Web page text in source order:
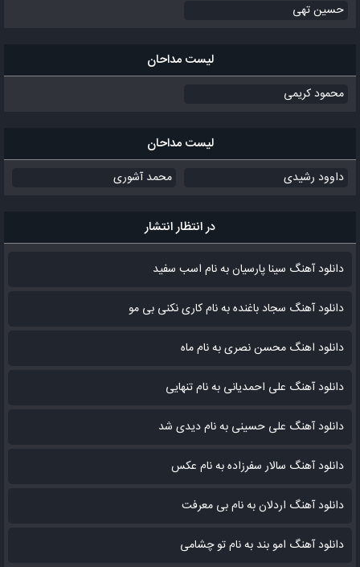
حسین تهی
لیست مداحان
محمود کریمی
لیست مداحان
داوود رشیدی محمد آشوری
در انتظار انتشار
دانلود آهنگ سینا پارسیان به نام اسب سفید
دانلود آهنگ سجاد باغنده به نام کاری نکنی بی مو
دانلود اهنگ محسن نصری به نام‌ ماه
دانلود آهنگ علی احمدیانی به نام تنهایی
دانلود آهنگ علی حسینی به نام دیدی شد
دانلود آهنگ سالار سفرزاده به نام عکس
دانلود آهنگ اردلان به نام بی معرفت
دانلود آهنگ امو بند به نام تو چشامی